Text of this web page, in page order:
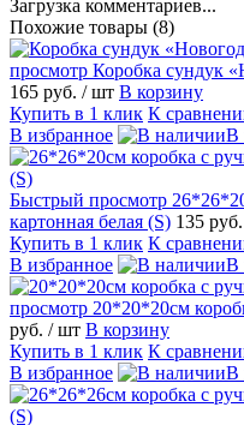
Загрузка комментариев...
Похожие товары (8)
просмотр Коробка сундук
165 руб. / шт В корзину
Купить в 1 клик К
В избранное
В
Быстрый просмотр
картонная белая (S) 135 руб.
Купить в 1 клик К
В избранное
В
просмотр 20*20*20см
руб. / шт В корзину
Купить в 1 клик К
В избранное
В